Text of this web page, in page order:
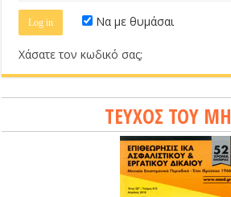
Να με θυμάσαι
Χάσατε τον κωδικό σας;
ΤΕΥΧΟΣ ΤΟΥ